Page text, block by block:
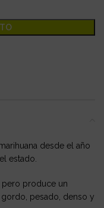
desde el año
estado.
pero produce un
pesado, denso y